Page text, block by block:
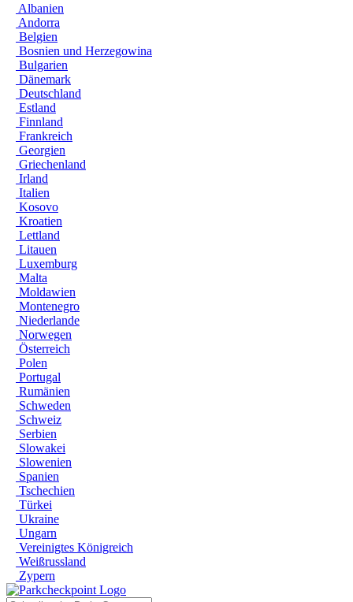
Albanien
Andorra
Belgien
Bosnien und Herzegowina
Bulgarien
Dänemark
Deutschland
Estland
Finnland
Frankreich
Georgien
Griechenland
Irland
Italien
Kosovo
Kroatien
Lettland
Litauen
Luxemburg
Malta
Moldawien
Montenegro
Niederlande
Norwegen
Österreich
Polen
Portugal
Rumänien
Schweden
Schweiz
Serbien
Slowakei
Slowenien
Spanien
Tschechien
Türkei
Ukraine
Ungarn
Vereinigtes Königreich
Weißrussland
Zypern